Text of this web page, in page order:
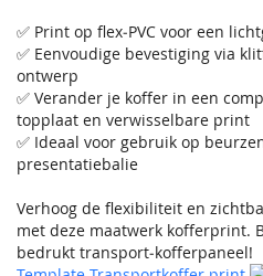
✅ Print op flex‑PVC voor een
✅ Eenvoudige bevestiging via
ontwerp
✅ Verander je koffer in een
topplaat en verwisselbare print
✅ Ideaal voor gebruik op
presentatiebalie
Verhoog de flexibiliteit en
met deze maatwerk kofferprint.
bedrukt transport‑kofferpaneel!